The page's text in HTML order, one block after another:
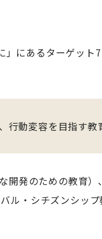
にあるターゲット
行動変容を目指す教
開発のための教育）
ル・シチズンシッ